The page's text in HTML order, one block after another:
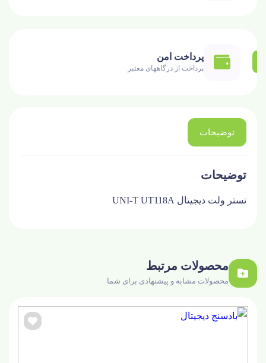
پرداخت امن
پرداخت از درگاههای معتبر
توضیحات
توضیحات
تستر ولت دیجیتال UNI-T UT118A
محصولات مرتبط
محصولات مشابه و پیشنهادی برای شما